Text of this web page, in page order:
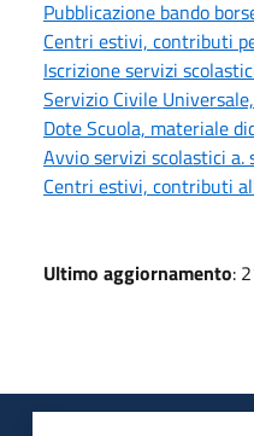
Pubblicazione bando
Centri estivi, contributi
Iscrizione servizi
Servizio Civile
Dote Scuola, materiale
Avvio servizi scolastici
Centri estivi, contributi
Ultimo aggiornamento: